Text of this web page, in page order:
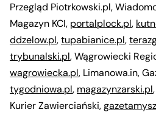
Przegląd Piotrkowski.pl,
Magazyn KCI, portalplock.pl,
ddzelow.pl,tupabianice.pl,
trybunalski.pl, Wągrowiecki
wagrowiecka.pl, Limanowa.in,
tygodniowa.pl, magazynzarski.pl
Kurier Zawierciański,